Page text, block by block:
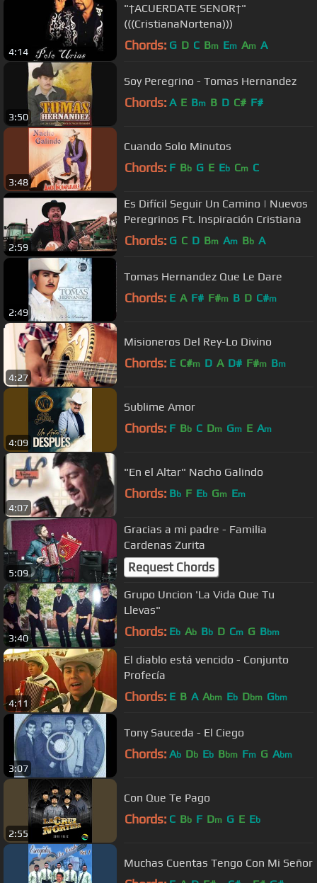
4:14
"†ACUERDATE SENOR†"
(((CristianaNortena)))
Chords: G D C Bm Em Am A
3:50
Soy Peregrino - Tomas Hernandez
Chords: A E Bm B D C# F#
3:48
Cuando Solo Minutos
Chords: F Bb G E Eb Cm C
2:59
Es Difícil Seguir Un Camino | Nuevos
Peregrinos Ft. Inspiración Cristiana
Chords: G C D Bm Am Bb A
2:49
Tomas Hernandez Que Le Dare
Chords: E A F# F#m B D C#m
4:27
Misioneros Del Rey-Lo Divino
Chords: E C#m D A D# F#m Bm
4:09
Sublime Amor
Chords: F Bb C Dm Gm E Am
4:07
"En el Altar" Nacho Galindo
Chords: Bb F Eb Gm Em
5:09
Gracias a mi padre - Familia
Cardenas Zurita
Request Chords
3:40
Grupo Uncion 'La Vida Que Tu
Llevas"
Chords: Eb Ab Bb D Cm G Bbm
4:11
El diablo está vencido - Conjunto
Profecía
Chords: E B A Abm Eb Dbm Gbm
3:07
Tony Sauceda - El Ciego
Chords: Ab Db Eb Bbm Fm G Abm
2:55
Con Que Te Pago
Chords: C Bb F Dm G E Eb
Muchas Cuentas Tengo Con Mi Señor